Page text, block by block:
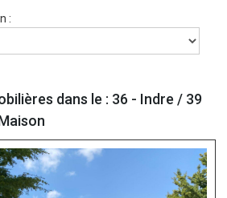
:
dans le : 36 - Indre / 39